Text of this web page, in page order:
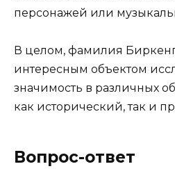
персонажей или
В целом, фамилия
интересным объектом
значимость в различных
как исторический, так и
Вопрос-ответ